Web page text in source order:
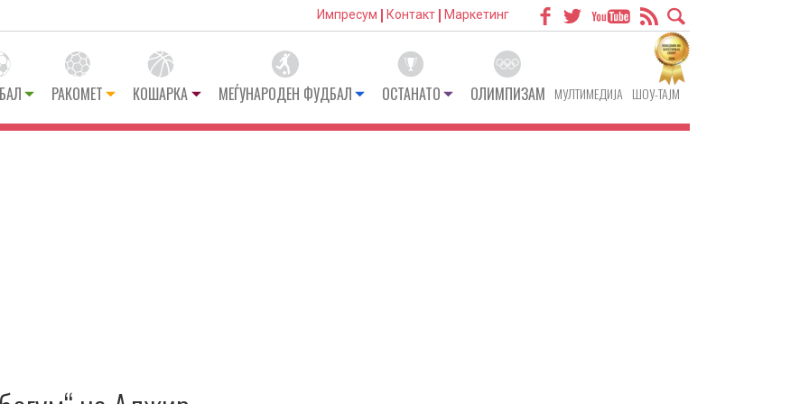
Импресум Контакт Маркетинг
РАКОМЕТ КОШАРКА МЕЃУНАРОДЕН ФУДБАЛ ОСТАНАТО ОЛИМПИЗАМ МУЛТИМЕДИЈА ШОУ-ТАЈМ